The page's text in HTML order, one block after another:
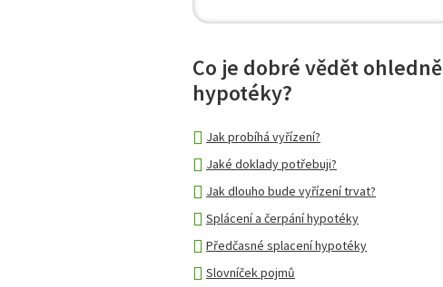
Co je dobré vědět ohledně
hypotéky?
Jak probíhá vyřízení?
Jaké doklady potřebuji?
Jak dlouho bude vyřízení trvat?
Splácení a čerpání hypotéky
Předčasné splacení hypotéky
Slovníček pojmů